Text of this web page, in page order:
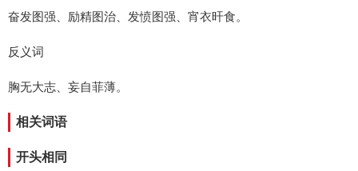
奋发图强、励精图治、发愤图强、宵衣旰食。
反义词
胸无大志、妄自菲薄。
相关词语
开头相同